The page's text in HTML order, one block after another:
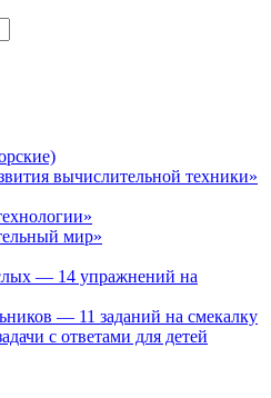
вычислительной техники»
мир»
— 14 упражнений на
— 11 заданий на смекалку
с ответами для детей